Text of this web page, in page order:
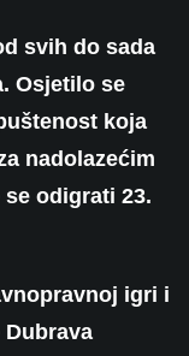
svih do sada
Osjetilo se
koja
nadolazećim
odigrati 23.
igri i